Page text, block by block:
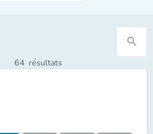
search
64 résultats